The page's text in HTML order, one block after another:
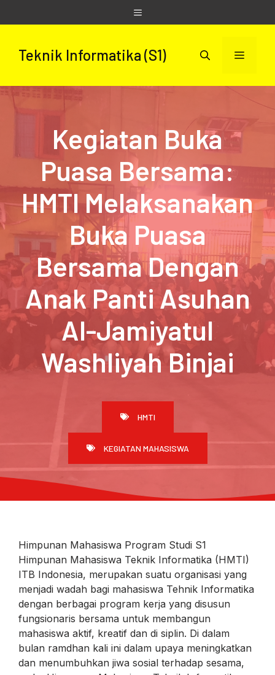
to
Menu
Teknik Informatika (S1) Menu
Kegiatan Buka
Puasa Bersama:
HMTI Melaksanakan
Buka Puasa
Bersama Dengan
Anak Panti Asuhan
Al-Jamiyatul
Washliyah Binjai
HMTI
KEGIATAN MAHASISWA
Himpunan Mahasiswa Program Studi S1
Himpunan Mahasiswa Teknik Informatika (HMTI)
ITB Indonesia, merupakan suatu organisasi yang
menjadi wadah bagi mahasiswa Tehnik Informatika
dengan berbagai program kerja yang disusun
fungsionaris bersama untuk membangun
mahasiswa aktif, kreatif dan di siplin. Di dalam
bulan ramdhan kali ini dalam upaya meningkatkan
dan menumbuhkan jiwa sosial terhadap sesama,